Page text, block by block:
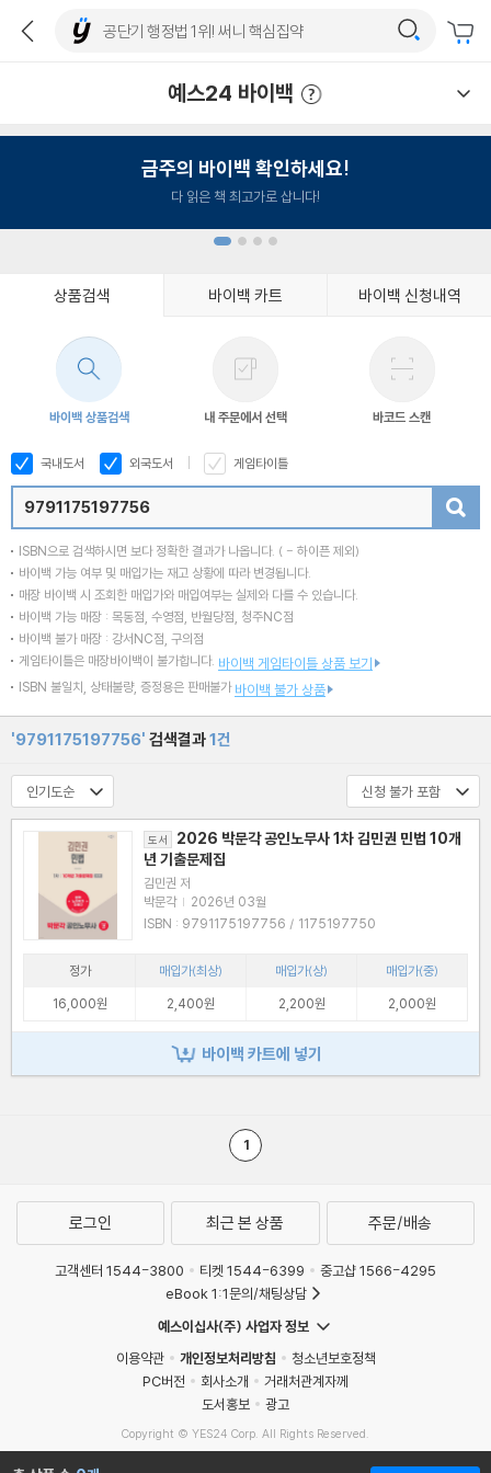
예스24 바이백
금주의 바이백 확인하세요!
다 읽은 책 최고가로 삽니다!
상품검색 바이백 카트 바이백 신청내역
바이백 상품검색 내 주문에서 선택 바코드 스캔
국내도서 외국도서 게임타이틀
ISBN으로 검색하시면 보다 정확한 결과가 나옵니다. ( - 하이픈 제외)
바이백 가능 여부 및 매입가는 재고 상황에 따라 변경됩니다.
매장 바이백 시 조회한 매입가와 매입여부는 실제와 다를 수 있습니다.
바이백 가능 매장 : 목동점, 수영점, 반월당점, 청주NC점
바이백 불가 매장 : 강서NC점, 구의점
게임타이틀은 매장바이백이 불가합니다. 바이백 게임타이틀 상품 보기
ISBN 불일치, 상태불량, 증정용은 판매불가 바이백 불가 상품
'9791175197756' 검색결과1건
도서
2026 박문각 공인노무사 1차 김민권 민법 10개
년 기출문제집
김민권 저
박문각 | 2026년 03월
ISBN : 9791175197756 / 1175197750
정가 매입가(최상) 매입가(상)
매입가(중)
16,000원
2,400원 2,200원 2,000원
바이백 카트에 넣기
1
로그인 최근 본 상품 주문/배송
고객센터 1544-3800 티켓 1544-6399
중고샵 1566-4295
eBook 1:1문의/채팅상담
예스이십사(주) 사업자 정보
이용약관
개인정보처리방침
청소년보호정책
PC버전
회사소개
거래처관계자께
도서홍보
광고
Copyright © YES24 Corp. All Rights Reserved.
MATOM15